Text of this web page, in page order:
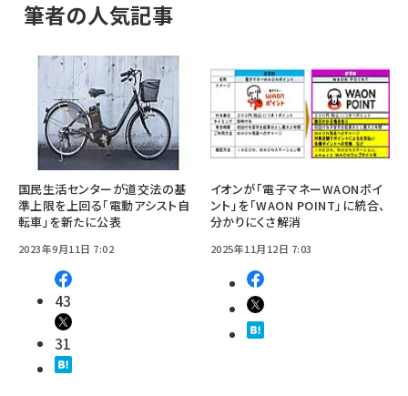
筆者の人気記事
国民生活センターが道交法の基
準上限を上回る「電動アシスト自
転車」を新たに公表
2023年9月11日 7:02
43
31
イオンが「電子マネーWAONポイ
ント」を「WAON POINT」に統合、
分かりにくさ解消
2025年11月12日 7:03